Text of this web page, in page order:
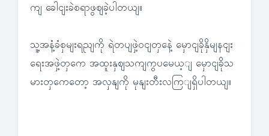
ကျ ခေါငျးခဲစရာဖွဈခဲ့ပါတယျ။
သူ့အနံ့ခံစှမျးရညျကို ရဲတပျဖှဲ့ဝငျတှနေဲ့ မှောငျခိုနှိမျနငျး
ရေးအဖှဲ့တှကေ အထူးနှဈသကျကွပမေယ့ျ မှောငျခိုသ
မားတှကေတော့ အလှနျကို မုနျးတီးလကြျရှိပါတယျ။